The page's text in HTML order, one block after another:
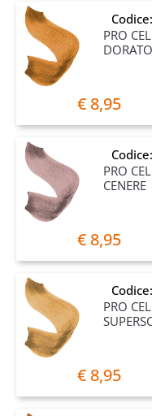
Codice:
PRO
DORATO
€ 8,95
Codice:
PRO
CENERE
€ 8,95
Codice:
PRO
€ 8,95